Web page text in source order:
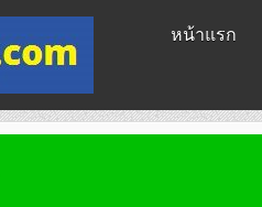
หน้าแรก